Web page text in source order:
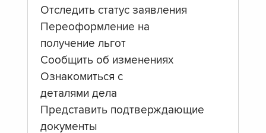
Отследить статус заявления
Переоформление на
получение льгот
Сообщить об изменениях
Ознакомиться с
деталями дела
Представить подтверждающие
документы